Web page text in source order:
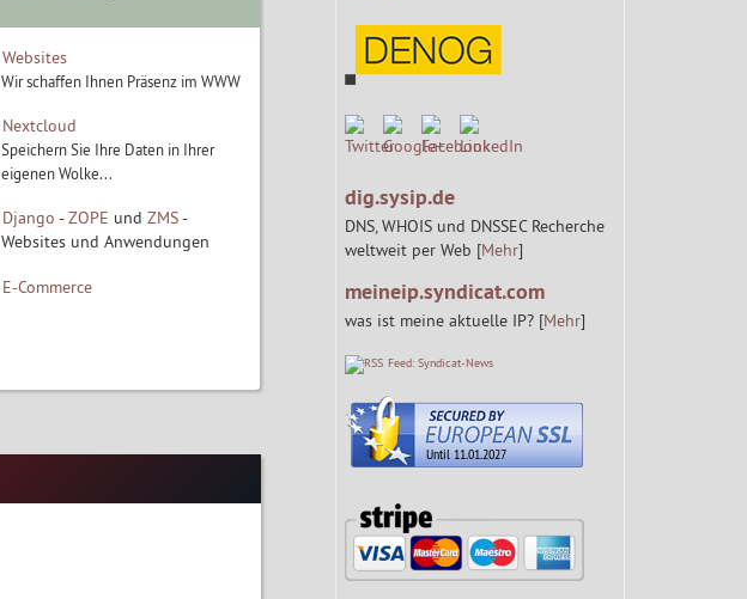
Websites
Wir schaffen Ihnen Präsenz im WWW
Nextcloud
Speichern Sie Ihre Daten in Ihrer
eigenen Wolke...
Django -ZOPE und ZMS-
Websites und Anwendungen
E-Commerce
dig.sysip.de
DNS, WHOIS und DNSSEC Recherche
weltweit per Web [Mehr]
meineip.syndicat.com
was ist meine aktuelle IP? [Mehr]
Feed: Syndicat-News